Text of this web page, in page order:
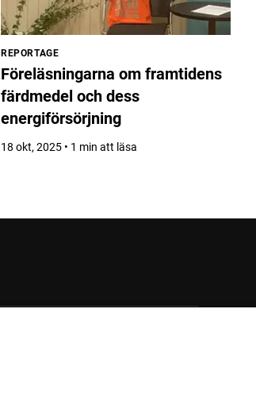
REPORTAGE
Föreläsningarna om framtidens
färdmedel och dess
energiförsörjning
18 okt, 2025 • 1 min att läsa